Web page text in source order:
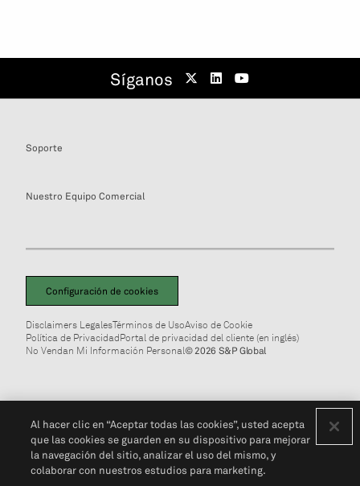
Síganos
Soporte
Nuestro Equipo Comercial
Configuración de cookies
Disclaimers LegalesTérminos de UsoAviso de Cookie
Política de PrivacidadPortal de privacidad del cliente (en inglés)
No Vendan Mi Información Personal© 2026 S&P Global
Al hacer clic en “Aceptar todas las cookies”, usted acepta
que las cookies se guarden en su dispositivo para mejorar
la navegación del sitio, analizar el uso del mismo, y
colaborar con nuestros estudios para marketing.